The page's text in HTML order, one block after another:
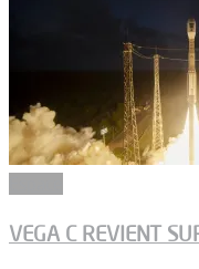
VEGA C REVIENT